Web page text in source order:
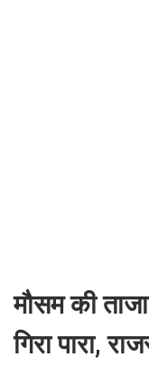
मौसम की ताजा
गिरा पारा,